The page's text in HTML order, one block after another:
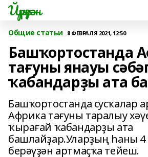
Йүрүҙән
Общие статьи 8 ФЕВРАЛЯ 2021, 12:50
Башҡортостанда
тағуны янауы
ҡабандарҙы ата
Башҡортостанда сусҡалар
Африка тағуны таралыу
ҡырағай ҡабандарҙы ата
башлайҙар.Уларҙың һаны 4
берәүҙән артмаҫҡа тейеш.